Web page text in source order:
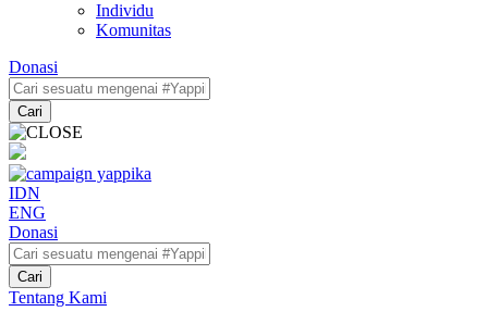
Individu
Komunitas
Donasi
Cari
IDN
ENG
Donasi
Cari
Tentang Kami